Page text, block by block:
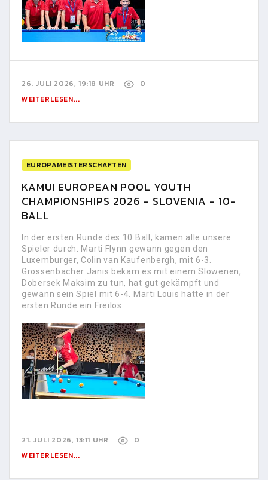
26. JULI 2026, 19:18 UHR
0
WEITERLESEN...
EUROPAMEISTERSCHAFTEN
KAMUI EUROPEAN POOL YOUTH
CHAMPIONSHIPS 2026 - SLOVENIA - 10-
BALL
In der ersten Runde des 10 Ball, kamen alle unsere
Spieler durch. Marti Flynn gewann gegen den
Luxemburger, Colin van Kaufenbergh, mit 6-3.
Grossenbacher Janis bekam es mit einem Slowenen,
Dobersek Maksim zu tun, hat gut gekämpft und
gewann sein Spiel mit 6-4. Marti Louis hatte in der
ersten Runde ein Freilos.
21. JULI 2026, 13:11 UHR
0
WEITERLESEN...